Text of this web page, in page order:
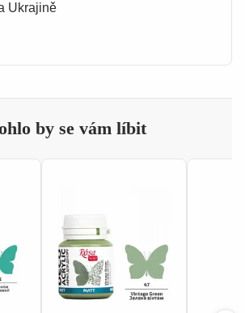
Ukrajině
by se vám líbit